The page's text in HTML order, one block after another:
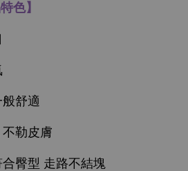
色】
舒適
勒皮膚
臀型 走路不結塊